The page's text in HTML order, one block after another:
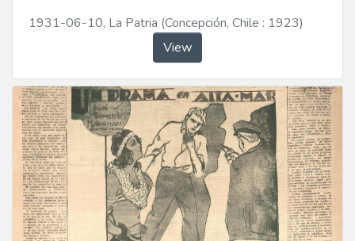
1931-06-10, La Patria (Concepción, Chile : 1923)
View